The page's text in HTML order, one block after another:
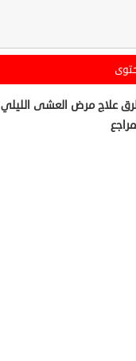
علاج مرض العشى الليلي